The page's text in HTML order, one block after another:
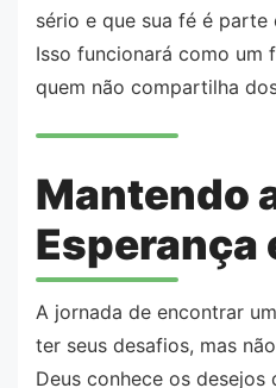
sério e que sua fé é parte
Isso funcionará como um
quem não compartilha
Mantendo
Esperança
A jornada de encontrar
ter seus desafios, mas
Deus conhece os